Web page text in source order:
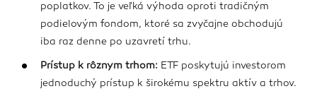
poplatkov. To je veľká výhoda oproti tradičným
podielovým fondom, ktoré sa zvyčajne obchodujú
iba raz denne po uzavretí trhu.
Prístup k rôznym trhom: ETF poskytujú investorom
jednoduchý prístup k širokému spektru aktív a trhov.